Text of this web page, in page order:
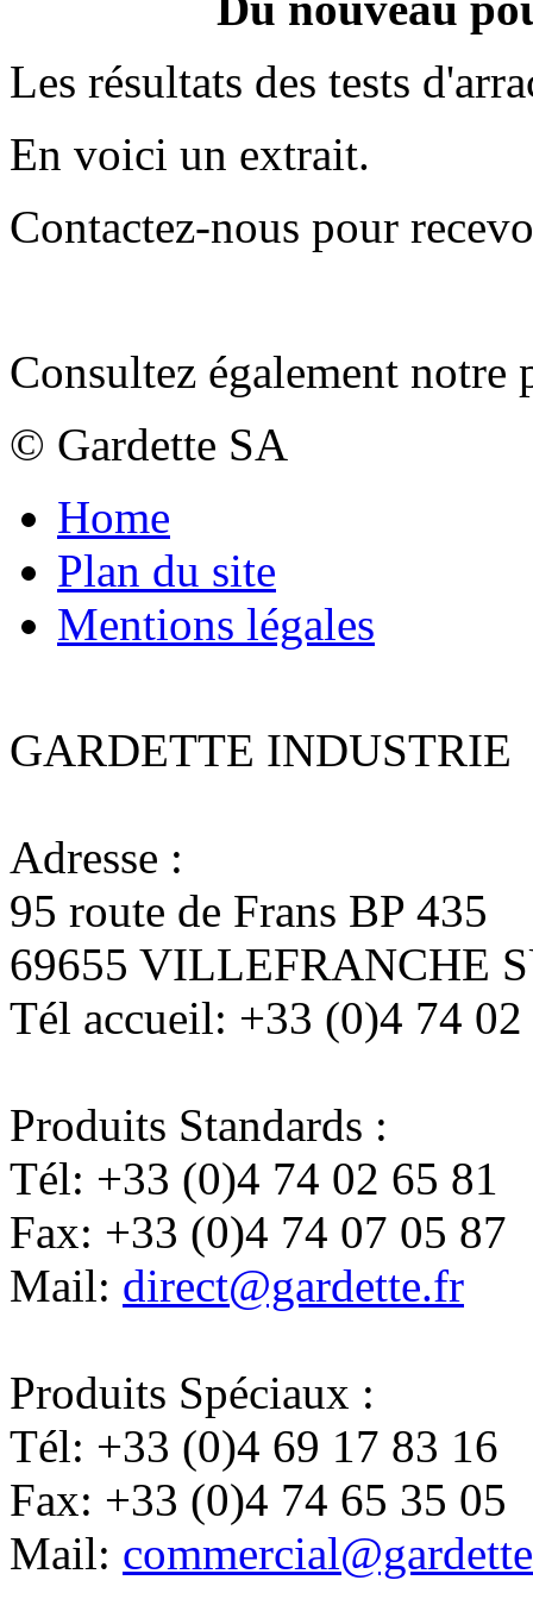
Les résultats des tests
En voici un extrait.
Contactez-nous pour
Consultez également
© Gardette SA
Home
Plan du site
Mentions légales
GARDETTE INDUSTRIE
Adresse :
95 route de Frans BP 435
69655 VILLEFRANCHE
Tél accueil: +33 (0)4 74
Produits Standards :
Tél: +33 (0)4 74 02 65 81
Fax: +33 (0)4 74 07 05 87
Mail: direct@gardette.fr
Produits Spéciaux :
Tél: +33 (0)4 69 17 83 16
Fax: +33 (0)4 74 65 35 05
Mail: